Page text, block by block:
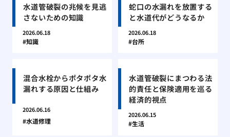
水道管破裂の兆候を見逃
さないための知識
2026.06.18
知識
蛇口の水漏れを放置する
と水道代がどうなるか
2026.06.18
台所
混合水栓からポタポタ水
漏れする原因と仕組み
2026.06.16
水道修理
水道管破裂にまつわる法
的責任と保険適用を巡る
経済的視点
2026.06.15
生活